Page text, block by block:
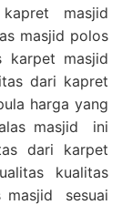
masjid
masjid polos
karpet masjid
dari kapret
harga yang
masjid ini
dari karpet
kualitas
masjid sesuai